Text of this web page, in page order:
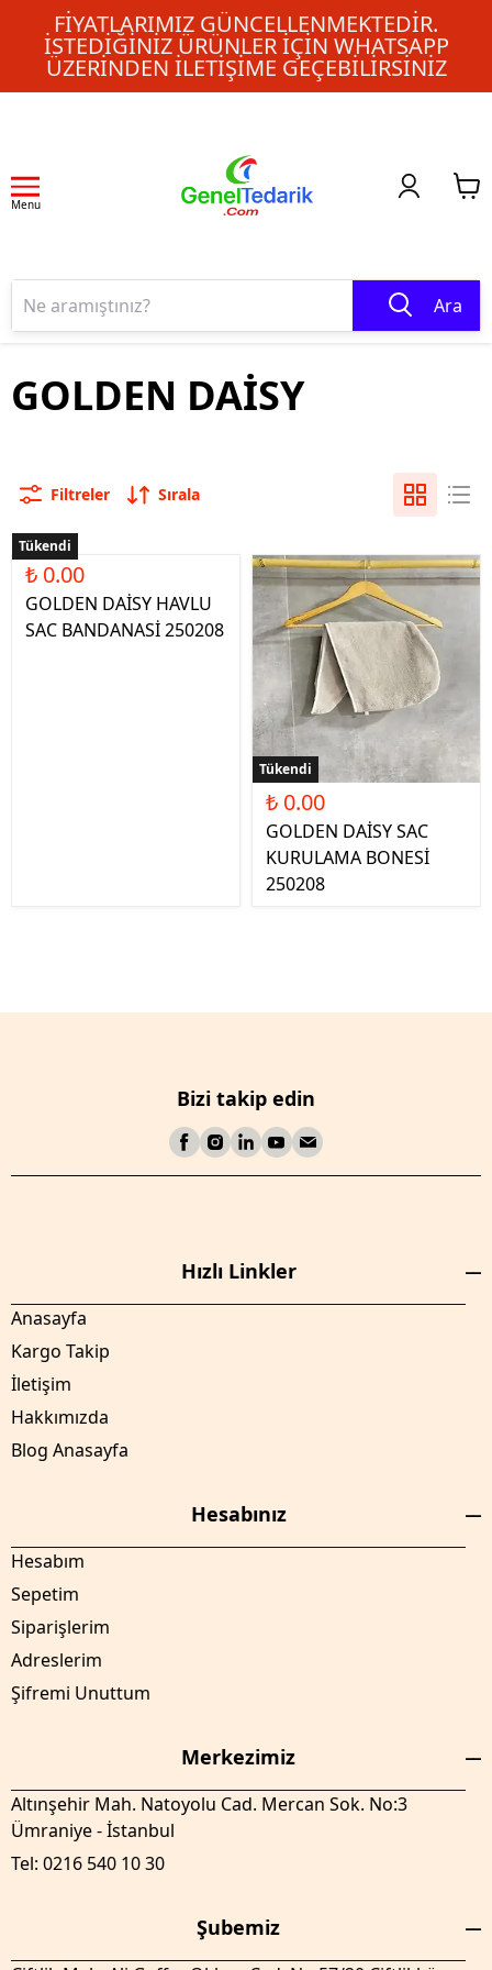
FIYATLARIMIZ GÜNCELLENMEKTEDIR.
İSTEDIĞINIZ ÜRÜNLER IÇIN WHATSAPP
ÜZERINDEN ILETIŞIME GEÇEBILIRSINIZ
Menu
Ara
GOLDEN DAİSY
Filtreler Sırala
Tükendi
₺ 0.00
GOLDEN DAİSY HAVLU
SAC BANDANASİ 250208
Tükendi
₺ 0.00
GOLDEN DAİSY SAC
KURULAMA BONESİ
250208
Bizi takip edin
Hızlı Linkler
Anasayfa
Kargo Takip
İletişim
Hakkımızda
Blog Anasayfa
Hesabınız
Hesabım
Sepetim
Siparişlerim
Adreslerim
Şifremi Unuttum
Merkezimiz
Altınşehir Mah. Natoyolu Cad. Mercan Sok. No:3
Ümraniye - İstanbul
Tel: 0216 540 10 30
Şubemiz